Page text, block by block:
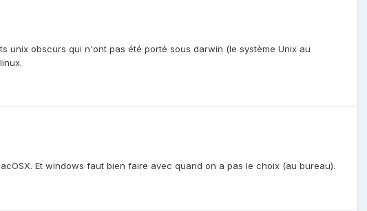
unix obscurs qui n'ont pas été porté sous darwin (le système Unix au
Et windows faut bien faire avec quand on a pas le choix (au bureau).